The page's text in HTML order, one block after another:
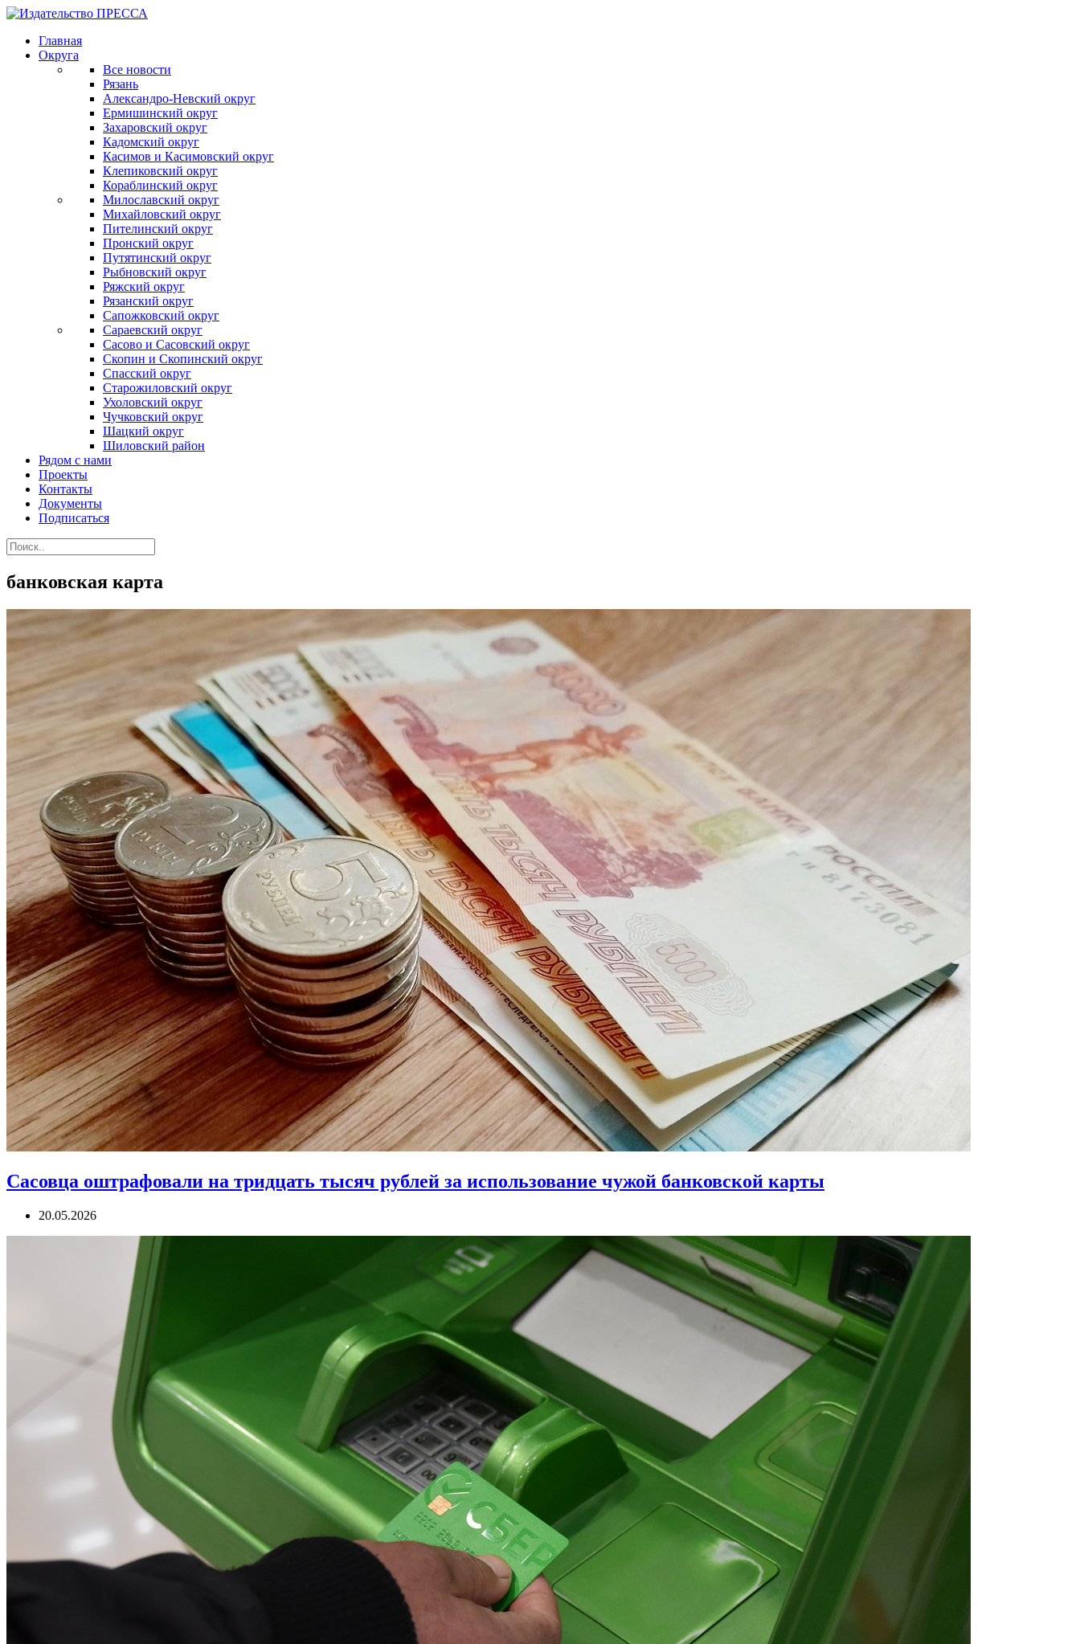
Главная
Округа
Все новости
Рязань
Александро-Невский округ
Ермишинский округ
Захаровский округ
Кадомский округ
Касимов и Касимовский округ
Клепиковский округ
Кораблинский округ
Милославский округ
Михайловский округ
Пителинский округ
Пронский округ
Путятинский округ
Рыбновский округ
Ряжский округ
Рязанский округ
Сапожковский округ
Сараевский округ
Сасово и Сасовский округ
Скопин и Скопинский округ
Спасский округ
Старожиловский округ
Ухоловский округ
Чучковский округ
Шацкий округ
Шиловский район
Рядом с нами
Проекты
Контакты
Документы
Подписаться
банковская карта
Сасовца оштрафовали на тридцать тысяч рублей за использование чужой банковской карты
20.05.2026